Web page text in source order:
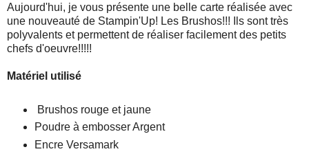
Aujourd'hui, je vous présente une belle carte réalisée avec
une nouveauté de Stampin'Up! Les Brushos!!! Ils sont très
polyvalents et permettent de réaliser facilement des petits
chefs d'oeuvre!!!!!
Matériel utilisé
Brushos rouge et jaune
Poudre à embosser Argent
Encre Versamark